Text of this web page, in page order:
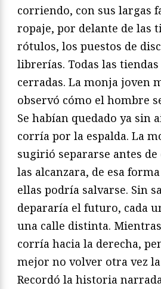
corriendo, con sus largas
ropaje, por delante de las
rótulos, los puestos de
librerías. Todas las tiendas
cerradas. La monja joven
observó cómo el hombre
Se habían quedado ya sin
corría por la espalda. La
sugirió separarse antes
las alcanzara, de esa
ellas podría salvarse. Sin
depararía el futuro, cada
una calle distinta.
corría hacia la derecha,
mejor no volver otra vez
Recordó la historia